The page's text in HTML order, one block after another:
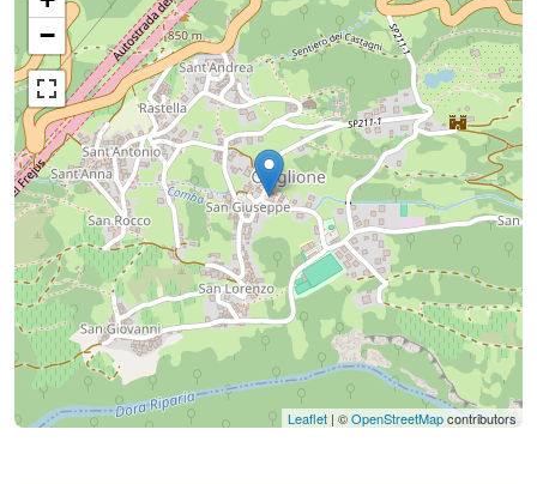
−
Leaflet| ©OpenStreetMapcontributors